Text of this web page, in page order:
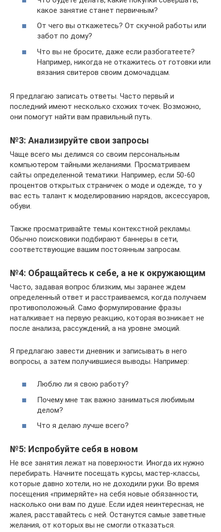
какое занятие станет первичным?
От чего вы откажетесь? От скучной работы или
забот по дому?
Что вы не бросите, даже если разбогатеете?
Например, никогда не откажитесь от готовки или
вязания свитеров своим домочадцам.
Я предлагаю записать ответы. Часто первый и
последний имеют несколько схожих точек. Возможно,
они помогут найти вам правильный путь.
№3: Анализируйте свои запросы
Чаще всего мы делимся со своим персональным
компьютером тайными желаниями. Просматриваем
сайты определенной тематики. Например, если 50-60
процентов открытых страничек о моде и одежде, то у
вас есть талант к моделированию нарядов, аксессуаров,
обуви.
Также просматривайте темы контекстной рекламы.
Обычно поисковики подбирают баннеры в сети,
соответствующие вашим постоянным запросам.
№4: Обращайтесь к себе, а не к окружающим
Часто, задавая вопрос близким, мы заранее ждем
определенный ответ и расстраиваемся, когда получаем
противоположный. Само формулирование фразы
наталкивает на первую реакцию, которая возникает не
после анализа, рассуждений, а на уровне эмоций.
Я предлагаю завести дневник и записывать в него
вопросы, а затем получившиеся выводы. Например:
Люблю ли я свою работу?
Почему мне так важно заниматься любимым
делом?
Что я делаю лучше всего?
№5: Испробуйте себя в новом
Не все занятия лежат на поверхности. Иногда их нужно
перебирать. Начните посещать курсы, мастер-классы,
которые давно хотели, но не доходили руки. Во время
посещения «примеряйте» на себя новые обязанности,
насколько они вам по душе. Если идея неинтересная, не
жалея, расставайтесь с ней. Останутся самые заветные
желания, от которых вы не смогли отказаться.